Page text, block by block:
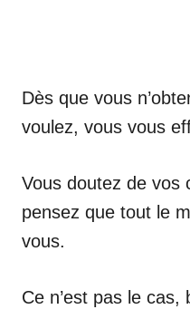
Dès que vous
voulez, vous vous
Vous doutez de vos
pensez que tout le
vous.
Ce n’est pas le cas,